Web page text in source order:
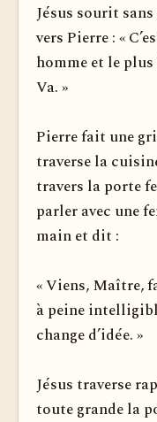
Jésus sourit
vers Pierre : «
homme et le plus
Va. »
Pierre fait une
traverse la
travers la porte
parler avec une
main et dit :
« Viens, Maître,
à peine
change d’idée. »
Jésus traverse
toute grande la